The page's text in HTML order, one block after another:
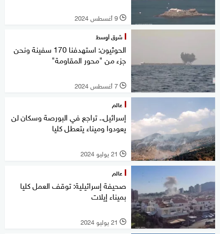
l 9 أغسطس 2024
شرق أوسط
الحوثيون: استهدفنا 170 سفينة ونحن
جزء من "محور المقاومة"
l 7 أغسطس 2024
عالم
إسرائيل.. تراجع في البورصة وسكان لن
يعودوا وميناء يتعطل كليا
l 21 يوليو 2024
عالم
صحيفة إسرائيلية: توقف العمل كليا
بميناء إيلات
l 21 يوليو 2024